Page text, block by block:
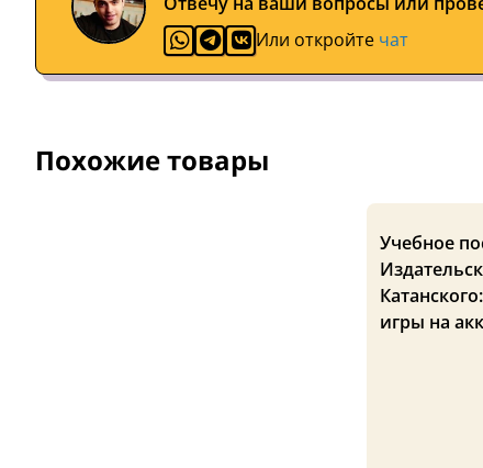
Или откройте чат
Похожие товары
Учебное
игры на